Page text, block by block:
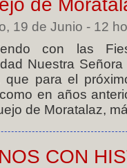
de
19 de Junio - 12
con las
Nuestra
que para el
en años
de Moratalaz,
CON